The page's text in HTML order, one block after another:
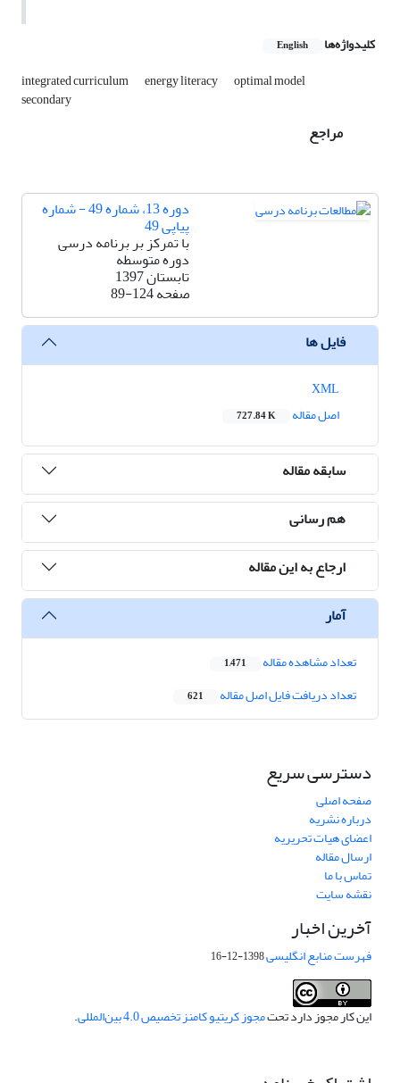
کلیدواژه‌ها English
integrated curriculum energy literacy optimal model
secondary
مراجع
دوره 13، شماره 49 - شماره
پیاپی 49
با تمرکز بر برنامه درسی
دوره متوسطه
تابستان 1397
صفحه89-124
فایل ها
اصل مقاله
727.84 K
سابقه مقاله
هم رسانی
ارجاع به این مقاله
آمار
تعداد مشاهده مقاله 1,471
تعداد دریافت فایل اصل مقاله 621
دسترسی سریع
صفحه اصلی
درباره نشریه
اعضای هیات تحریریه
ارسال مقاله
تماس با ما
نقشه سایت
آخرین اخبار
فهرست منابع انگلیسی1398-12-16
این کار مجوز دارد تحتمجوز کریتیو کامنز تخصیص 4.0 بین‌المللی .